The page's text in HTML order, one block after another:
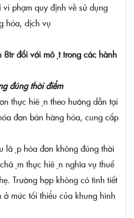
vi phạm quy định về sử dụng
hóa, dịch vụ
8tr đối với một trong các hành
đúng thời điểm
thực hiện theo hướng dẫn tại
đơn bán hàng hóa, cung cấp
lập hóa đơn không đúng thời
thực hiện nghĩa vụ thuế
Trường hợp không có tình tiết
ở mức tối thiểu của khung hình